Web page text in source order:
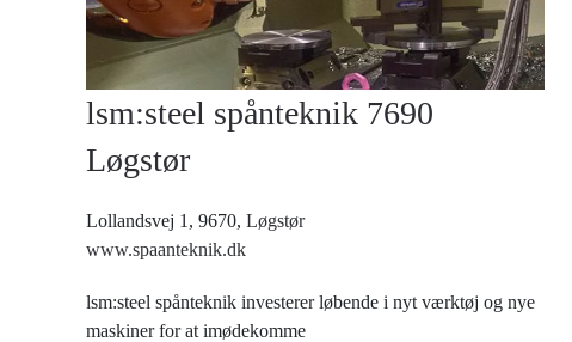
lsm:steel spånteknik 7690
Løgstør
Lollandsvej 1, 9670, Løgstør
www.spaanteknik.dk
lsm:steel spånteknik investerer løbende i nyt værktøj og nye
maskiner for at imødekomme